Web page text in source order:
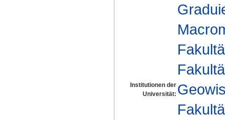
Institutionen der
Universität: